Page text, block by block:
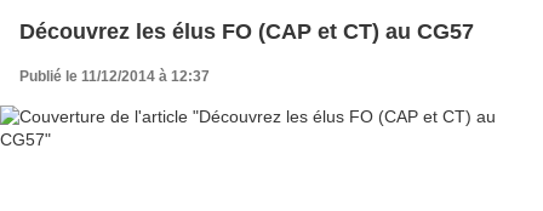
Découvrez les élus FO (CAP et CT) au CG57
Publié le 11/12/2014 à 12:37